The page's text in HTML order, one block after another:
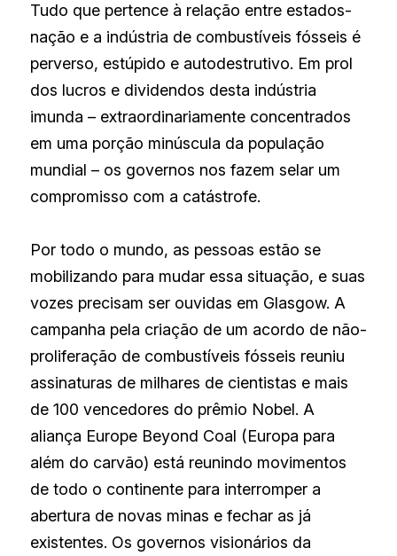
Tudo que pertence à relação entre estados-
nação e a indústria de combustíveis fósseis é
perverso, estúpido e autodestrutivo. Em prol
dos lucros e dividendos desta indústria
imunda – extraordinariamente concentrados
em uma porção minúscula da população
mundial – os governos nos fazem selar um
compromisso com a catástrofe.
Por todo o mundo, as pessoas estão se
mobilizando para mudar essa situação, e suas
vozes precisam ser ouvidas em Glasgow. A
campanha pela criação de um acordo de não-
proliferação de combustíveis fósseis reuniu
assinaturas de milhares de cientistas e mais
de 100 vencedores do prêmio Nobel. A
aliança Europe Beyond Coal (Europa para
além do carvão) está reunindo movimentos
de todo o continente para interromper a
abertura de novas minas e fechar as já
existentes. Os governos visionários da